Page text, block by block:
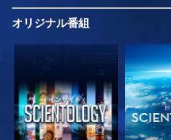
オリジナル番組